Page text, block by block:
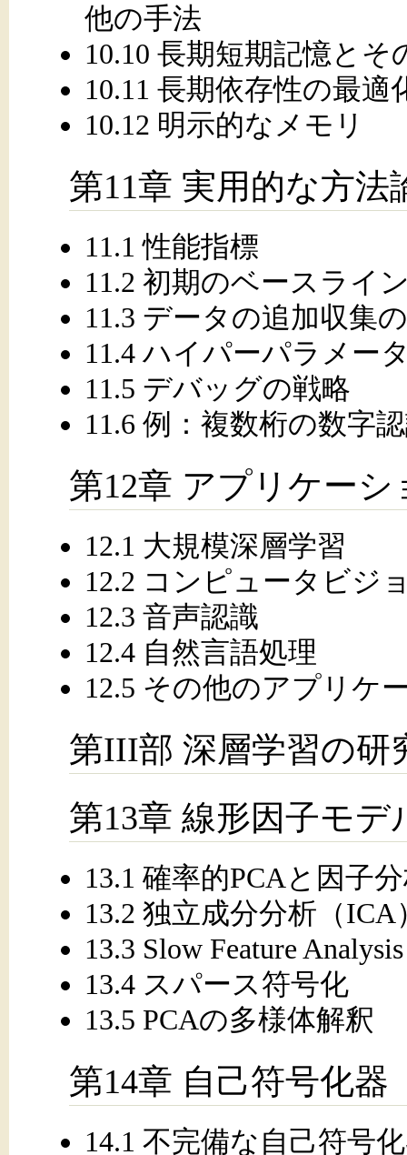
他の手法
10.10 長期短期記憶と
10.11 長期依存性の最適
10.12 明示的なメモリ
第11章 実用的な方法
11.1 性能指標
11.2 初期のベースライ
11.3 データの追加収集
11.4 ハイパーパラメー
11.5 デバッグの戦略
11.6 例：複数桁の数字
第12章 アプリケーシ
12.1 大規模深層学習
12.2 コンピュータビジ
12.3 音声認識
12.4 自然言語処理
12.5 その他のアプリケ
第III部 深層学習の研
第13章 線形因子モデ
13.1 確率的PCAと因子
13.2 独立成分分析（ICA
13.3 Slow Feature Analysis
13.4 スパース符号化
13.5 PCAの多様体解釈
第14章 自己符号化器
14.1 不完備な自己符号